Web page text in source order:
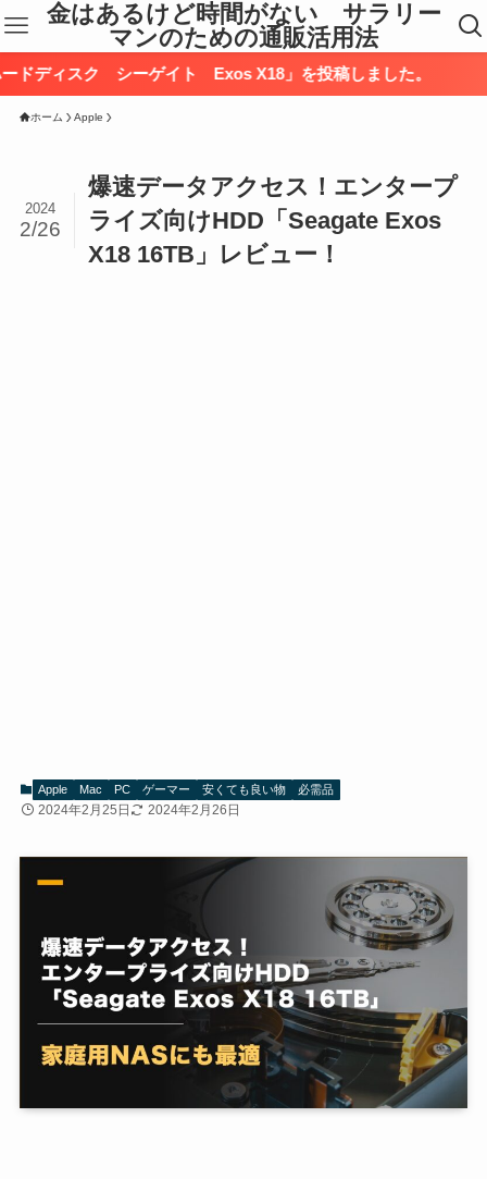
金はあるけど時間がない サラリー
マンのための通販活用法
ーゲイト Exos X18」を投稿しました。
ホーム Apple
爆速データアクセス！エンタープ
ライズ向けHDD「Seagate Exos
X18 16TB」レビュー！
2024
2/26
Apple Mac PC ゲーマー 安くても良い物 必需品
2024年2月25日 2024年2月26日